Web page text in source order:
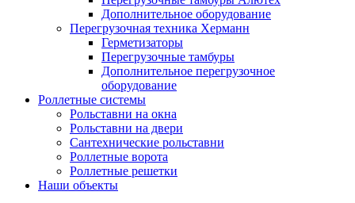
Дополнительное оборудование
Перегрузочная техника Херманн
Герметизаторы
Перегрузочные тамбуры
Дополнительное перегрузочное
оборудование
Роллетные системы
Рольставни на окна
Рольставни на двери
Сантехнические рольставни
Роллетные ворота
Роллетные решетки
Наши объекты